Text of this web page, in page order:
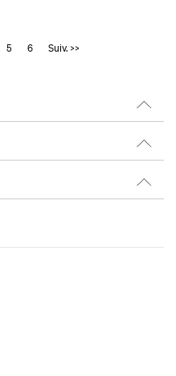
5 6 Suiv. >>